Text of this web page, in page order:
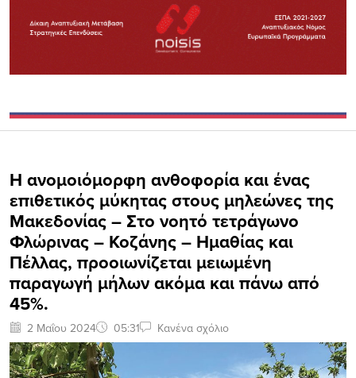
Η ανομοιόμορφη ανθοφορία και ένας
επιθετικός μύκητας στους μηλεώνες της
Μακεδονίας – Στο νοητό τετράγωνο
Φλώρινας – Κοζάνης – Ημαθίας και
Πέλλας, προοιωνίζεται μειωμένη
παραγωγή μήλων ακόμα και πάνω από
45%.
2 Μαΐου 2024 05:31 Κανένα σχόλιο